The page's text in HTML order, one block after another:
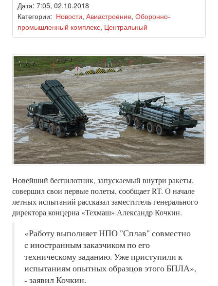
Дата: 7:05, 02.10.2018
Категории: Новости, Авиастроение, Оборонно-
промышленный комплекс, Центральный
Новейший беспилотник, запускаемый внутри ракеты,
совершил свои первые полеты, сообщает RT. О начале
летных испытаний рассказал заместитель генерального
директора концерна «Техмаш» Александр Кочкин.
«Работу выполняет НПО "Сплав" совместно
с иностранным заказчиком по его
техническому заданию. Уже приступили к
испытаниям опытных образцов этого БПЛА»,
- заявил Кочкин.